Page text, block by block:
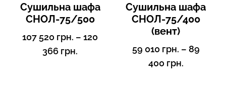
Сушильна шафа
СНОЛ-75/500
107 520 грн. –120
366 грн.
Сушильна шафа
СНОЛ-75/400
(вент)
59 010 грн. – 89
400 грн.